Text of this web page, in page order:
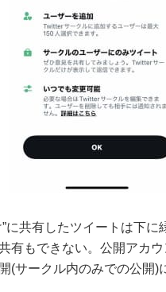
に共有したツイートは下
有もできない。公開アカ
(サークル内のみでの公開)